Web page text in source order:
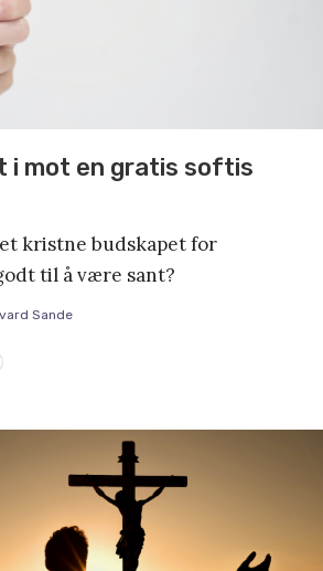
i mot en gratis softis
kristne budskapet for
til å være sant?
Sande